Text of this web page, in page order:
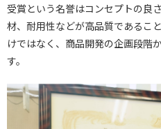
受賞という名誉はコンセプトの良
材、耐用性などが高品質であるこ
けではなく、商品開発の企画段階
す。